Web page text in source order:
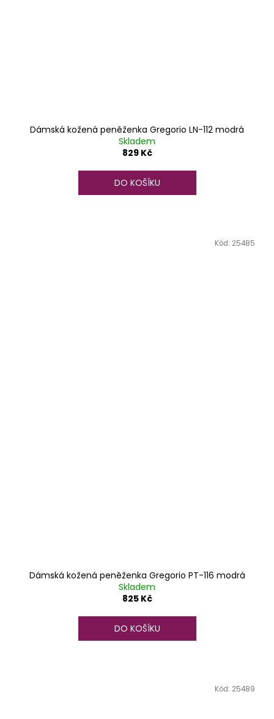
Dámská kožená peněženka Gregorio LN-112 modrá
Skladem
829 Kč
DO KOŠÍKU
Dámská kožená peněženka Gregorio PT-116 modrá
Skladem
825 Kč
DO KOŠÍKU
Kód: 25485
Kód: 25489